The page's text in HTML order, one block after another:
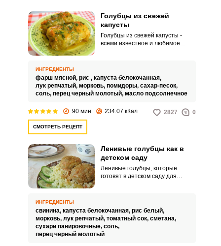
Голубцы из свежей
капусты
Голубцы из свежей капусты -
всеми известное и любимое
считаются самым актуальным
блюдом тогда, когда созревает
первый урожай.
ИНГРЕДИЕНТЫ
фарш мясной, рис , капуста белокочанная,
лук репчатый, морковь, помидоры, сахар-песок,
соль, перец черный молотый, масло подсолнечное
90 мин 234.07 кКал 2827 0
СМОТРЕТЬ РЕЦЕПТ
Ленивые голубцы как в
детском саду
Ленивые голубцы, которые
готовят в детском саду для
полезную капусту, а вот ленивые
голубцы едят с большим
удовольствием.
ИНГРЕДИЕНТЫ
свинина, капуста белокочанная, рис белый,
морковь, лук репчатый, томатный сок, сметана,
сухари панировочные, соль,
перец черный молотый